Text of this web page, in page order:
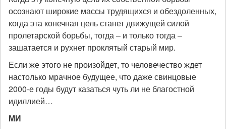
осознают широкие массы трудящихся и обездоленных,
когда эта конечная цель станет движущей силой
пролетарской борьбы, тогда – и только тогда –
зашатается и рухнет проклятый старый мир.
Если же этого не произойдет, то человечество ждет
настолько мрачное будущее, что даже свинцовые
2000-е годы будут казаться чуть ли не благостной
идиллией…
МИ